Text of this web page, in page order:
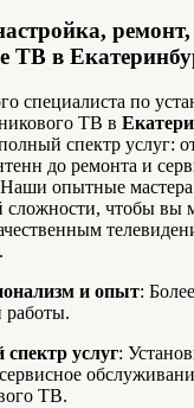
ремонт,
ТВ в
специалиста по
ТВ в
спектр услуг:
до ремонта и
опытные мастера
сложности, чтобы вы
и опыт:
работы.
услуг:
ТВ.